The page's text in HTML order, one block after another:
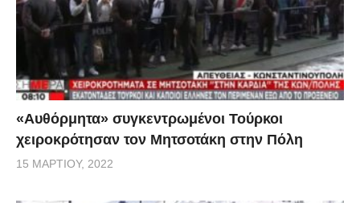
«Αυθόρμητα» συγκεντρωμένοι Τούρκοι
χειροκρότησαν τον Μητσοτάκη στην Πόλη
15 ΜΑΡΤΊΟΥ, 2022